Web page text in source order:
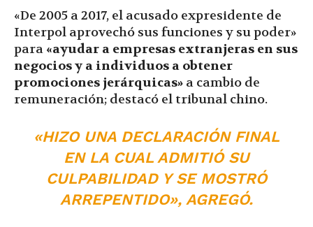
«De 2005 a 2017, el acusado expresidente de
Interpol aprovechó sus funciones y su poder»
para «ayudar a empresas extranjeras en sus
negocios y a individuos a obtener
promociones jerárquicas» a cambio de
remuneración; destacó el tribunal chino.
«HIZO UNA DECLARACIÓN FINAL
EN LA CUAL ADMITIÓ SU
CULPABILIDAD Y SE MOSTRÓ
ARREPENTIDO», AGREGÓ.